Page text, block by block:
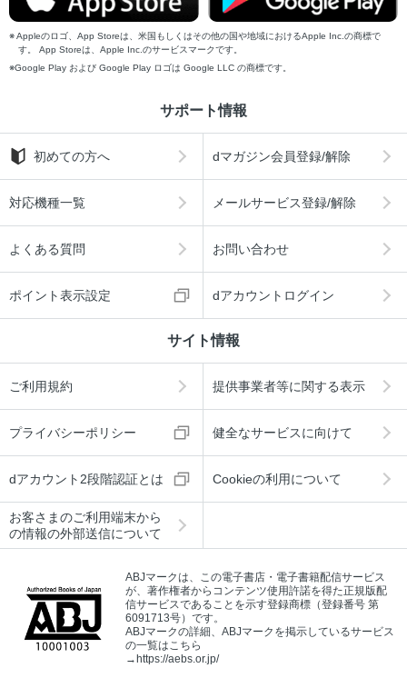
Appleのロゴ、App Storeは、米国もしくはその他の国や地域におけるApple Inc.の商標で
す。 App Storeは、Apple Inc.のサービスマークです。
Google Play および Google Play ロゴは Google LLC の商標です。
サポート情報
初めての方へ dマガジン会員登録/解除
対応機種一覧 メールサービス登録/解除
よくある質問 お問い合わせ
ポイント表示設定 dアカウントログイン
サイト情報
ご利用規約 提供事業者等に関する表示
プライバシーポリシー 健全なサービスに向けて
dアカウント2段階認証とは Cookieの利用について
お客さまのご利用端末から
の情報の外部送信について
ABJマークは、この電子書店・電子書籍配信サービス
が、著作権者からコンテンツ使用許諾を得た正規版配
信サービスであることを示す登録商標（登録番号 第
6091713号）です。
ABJマークの詳細、ABJマークを掲示しているサービス
の一覧はこちら
→ https://aebs.or.jp/